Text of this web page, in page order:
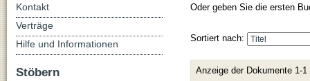
Oder geben Sie die ersten
Sortiert nach:
Anzeige der Dokumente 1-1
Kontakt
Verträge
Hilfe und Informationen
Stöbern